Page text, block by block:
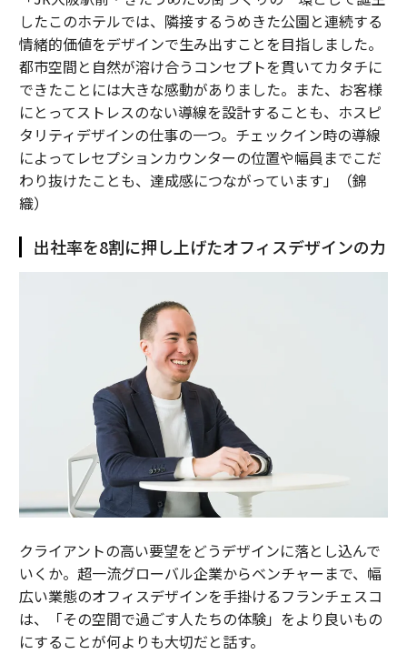
したこのホテルでは、隣接するうめきた公園と連続する
情緒的価値をデザインで生み出すことを目指しました。
都市空間と自然が溶け合うコンセプトを貫いてカタチに
できたことには大きな感動がありました。また、お客様
にとってストレスのない導線を設計することも、ホスピ
タリティデザインの仕事の一つ。チェックイン時の導線
によってレセプションカウンターの位置や幅員までこだ
わり抜けたことも、達成感につながっています」（錦
織）
出社率を8割に押し上げたオフィスデザインの力
クライアントの高い要望をどうデザインに落とし込んで
いくか。超一流グローバル企業からベンチャーまで、幅
広い業態のオフィスデザインを手掛けるフランチェスコ
は、「その空間で過ごす人たちの体験」をより良いもの
にすることが何よりも大切だと話す。